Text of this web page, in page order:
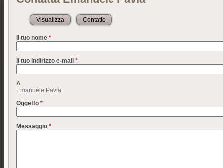
Visualizza Contatto (scheda attiva)
Il tuo nome *
Il tuo indirizzo e-mail *
A
Emanuele Pavia
Oggetto *
Messaggio *